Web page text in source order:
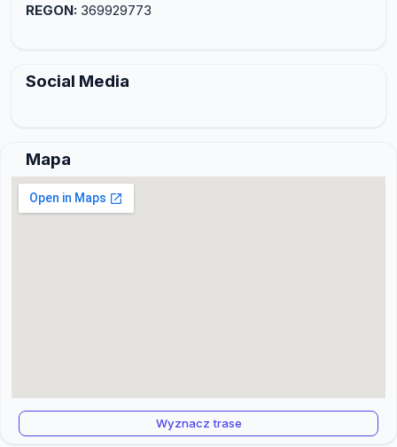
REGON: 369929773
Social Media
Mapa
Wyznacz trase